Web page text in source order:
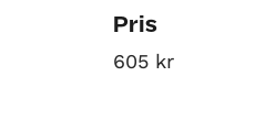
Pris
605 kr